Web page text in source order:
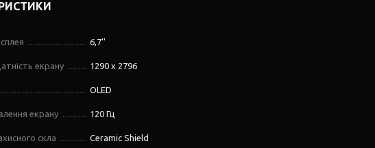
6,7''
екрану 1290 x 2796
OLED
екрану 120 Гц
скла Ceramic Shield